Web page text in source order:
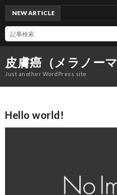
皮膚癌（メラノーマ
Just another WordPress site
NEW ARTICLE
Hello world!